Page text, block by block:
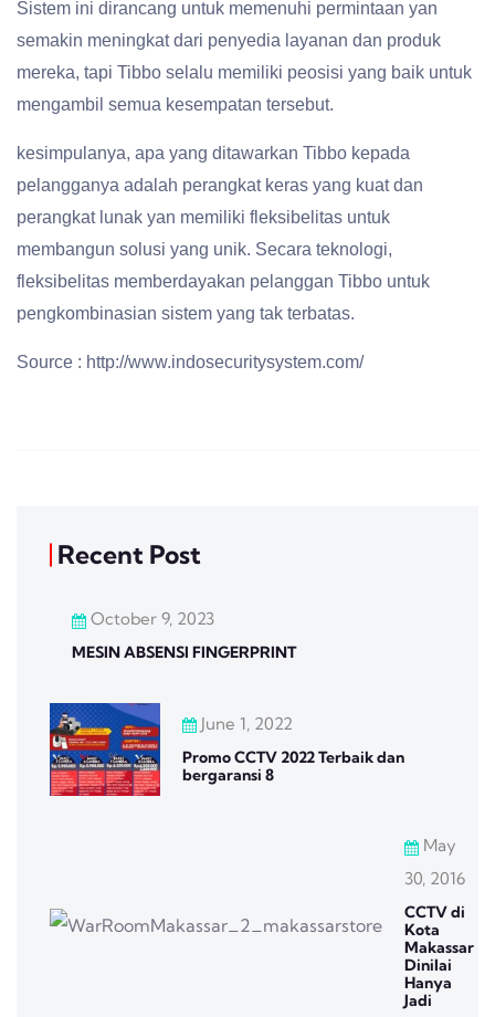
Sistem ini dirancang untuk memenuhi permintaan yan
semakin meningkat dari penyedia layanan dan produk
mereka, tapi Tibbo selalu memiliki peosisi yang baik untuk
mengambil semua kesempatan tersebut.
kesimpulanya, apa yang ditawarkan Tibbo kepada
pelangganya adalah perangkat keras yang kuat dan
perangkat lunak yan memiliki fleksibelitas untuk
membangun solusi yang unik. Secara teknologi,
fleksibelitas memberdayakan pelanggan Tibbo untuk
pengkombinasian sistem yang tak terbatas.
Source : http://www.indosecuritysystem.com/
Recent Post
October 9, 2023
MESIN ABSENSI FINGERPRINT
June 1, 2022
Promo CCTV 2022 Terbaik dan
bergaransi 8
May
30, 2016
CCTV di
Kota
Makassar
Dinilai
Hanya
Jadi